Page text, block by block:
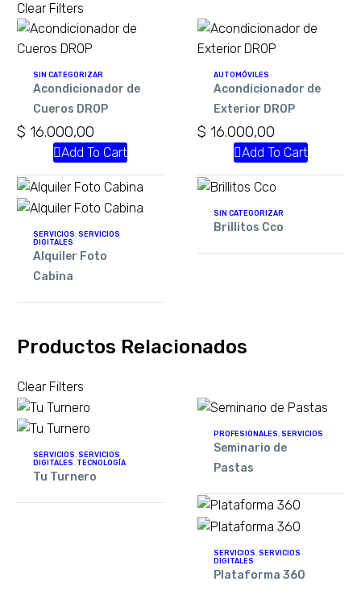
Clear Filters
SIN CATEGORIZAR
Acondicionador de
Cueros DROP
$ 16.000,00
Add To Cart
AUTOMÓVILES
Acondicionador de
Exterior DROP
$ 16.000,00
Add To Cart
SERVICIOS, SERVICIOS
DIGITALES
Alquiler Foto
Cabina
SIN CATEGORIZAR
Brillitos Cco
Productos Relacionados
Clear Filters
SERVICIOS, SERVICIOS
DIGITALES, TECNOLOGÍA
​Tu Turnero
PROFESIONALES SERVICIOS
Seminario de
Pastas
SERVICIOS SERVICIOS
DIGITALES
Plataforma 360